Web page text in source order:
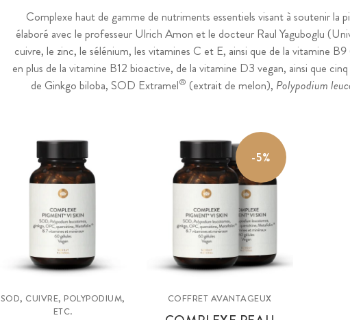
Complexe haut de gamme de nutriments essentiels visant à soutenir la
élaboré avec le professeur Ulrich Amon et le docteur Raul Yaguboglu
cuivre, le zinc, le sélénium, les vitamines C et E, ainsi que de la vitamine
en plus de la vitamine B12 bioactive, de la vitamine D3 vegan, ainsi que
de Ginkgo biloba, SOD Extramel® (extrait de melon), Polypodium
SOD, CUIVRE, POLYPODIUM,
ETC.
-5%
COFFRET AVANTAGEUX